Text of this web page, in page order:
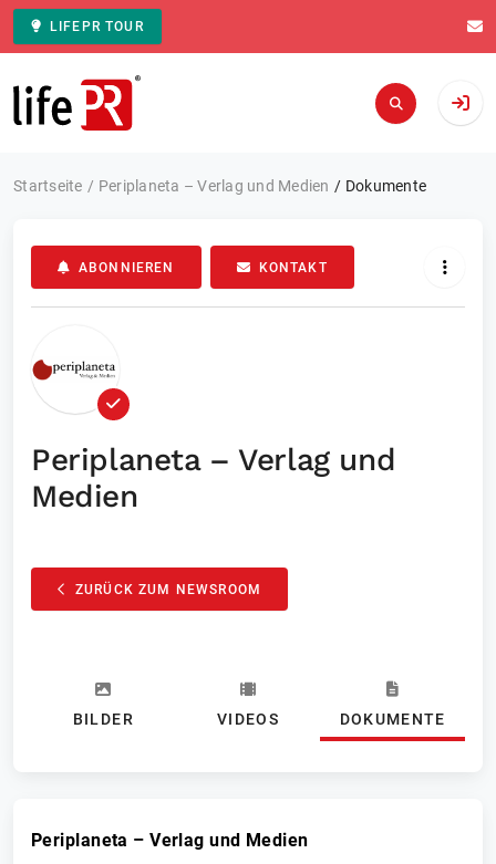
LIFEPR TOUR
Zur Startseite
Startseite Periplaneta – Verlag und Medien Dokumente
ABONNIEREN KONTAKT
Periplaneta – Verlag und
Medien
ZURÜCK ZUM NEWSROOM
BILDER VIDEOS DOKUMENTE
Periplaneta – Verlag und Medien